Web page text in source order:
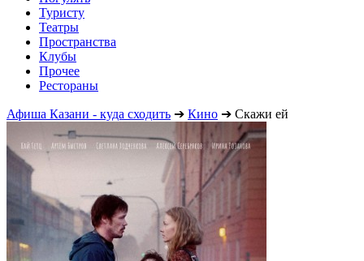
Туристу
Театры
Пространства
Клубы
Прочее
Рестораны
Афиша Казани - куда сходить ➔ Кино ➔ Скажи ей